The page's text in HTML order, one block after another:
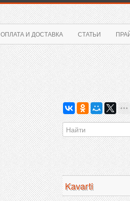
ОПЛАТА И ДОСТАВКА СТАТЬИ
Kavarti